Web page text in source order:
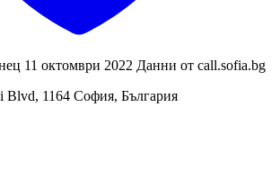
11 октомври 2022 Данни от call.sofia.bg
Blvd, 1164 София, България